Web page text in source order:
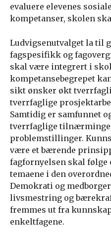
evaluere elevenes
kompetanser, skolen
Ludvigsenutvalget la til
fagspesifikk og
skal være integrert i
kompetansebegrepet
sikt ønsker økt
tverrfaglige
Samtidig er samfunnet
tverrfaglige
problemstillinger.
være et bærende
fagfornyelsen skal følge
temaene i den
Demokrati og
livsmestring og
fremmes ut fra
enkeltfagene.